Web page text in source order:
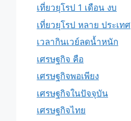
เที่ยวยุโรป 1 เดือน งบ
เที่ยวยุโรป หลาย ประเทศ
เวลากินเวย์ลดน้ำหนัก
เศรษฐกิจ คือ
เศรษฐกิจพอเพียง
เศรษฐกิจในปัจจุบัน
เศรษฐกิจไทย